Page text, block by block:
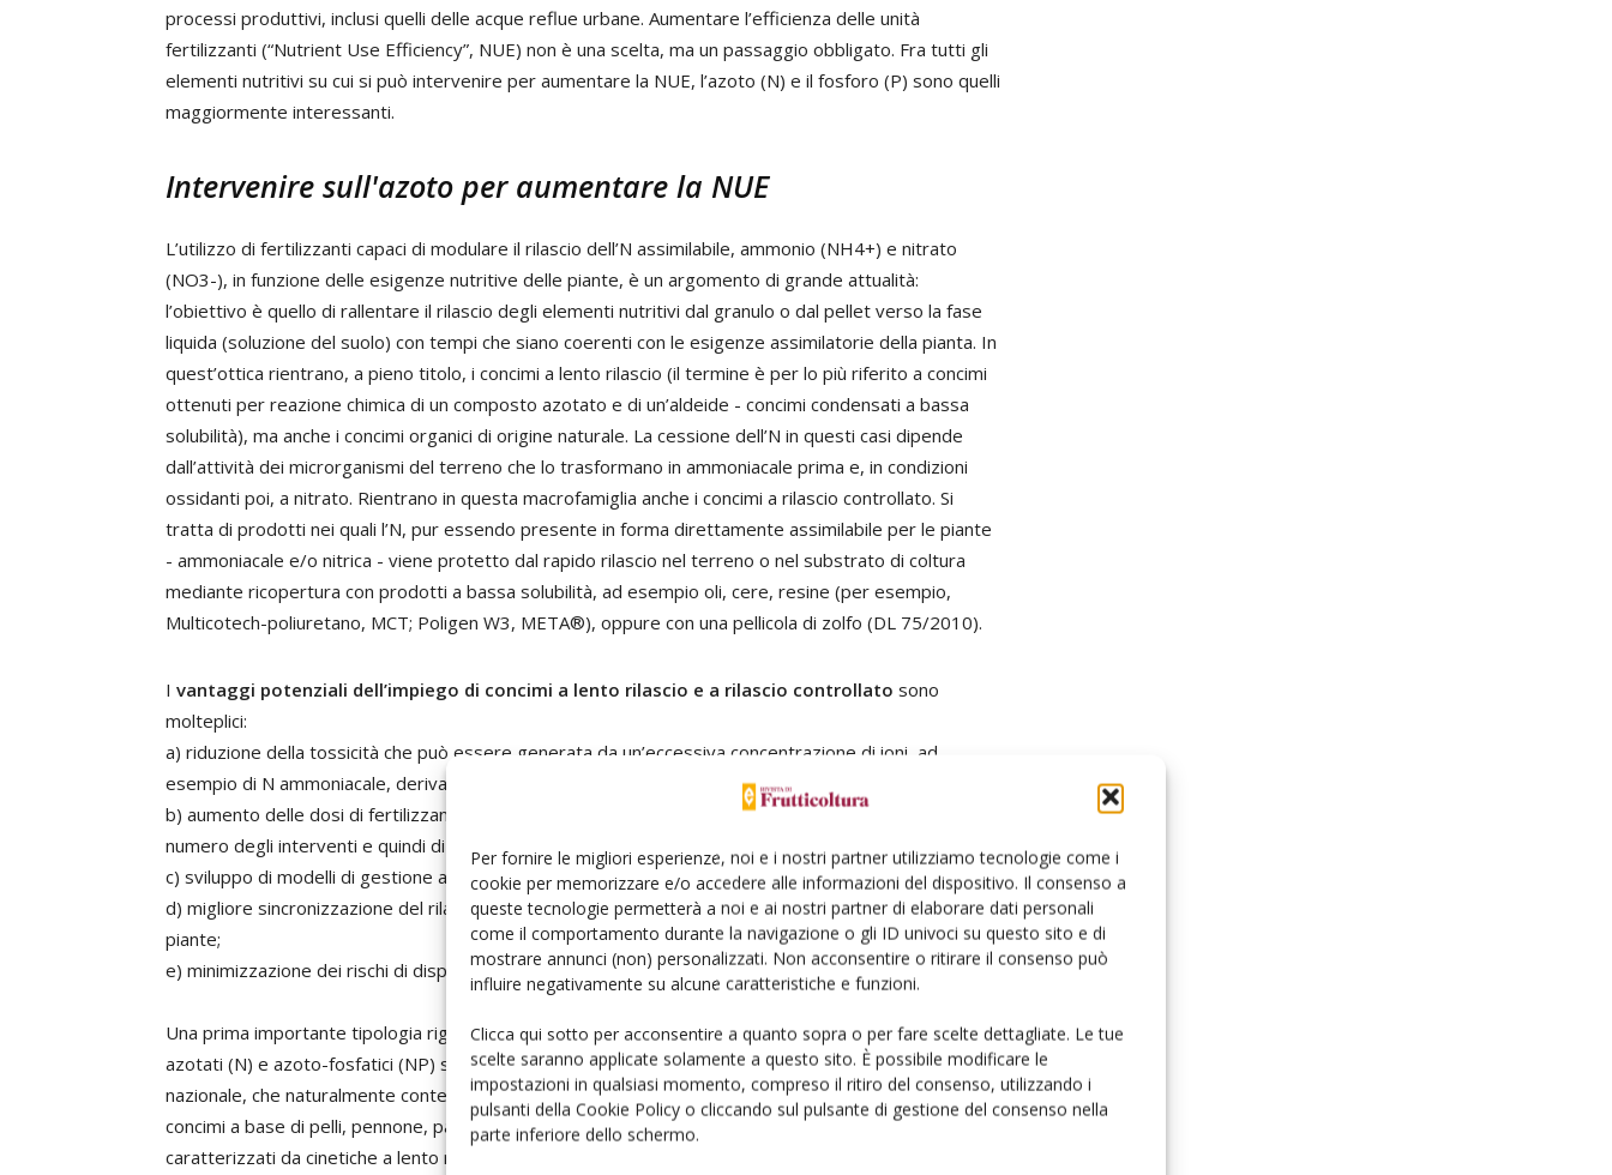
Per fornire le migliori esperienze, noi e i nostri partner utilizziamo tecnologie come i
cookie per memorizzare e/o accedere alle informazioni del dispositivo. Il consenso a
queste tecnologie permetterà a noi e ai nostri partner di elaborare dati personali
come il comportamento durante la navigazione o gli ID univoci su questo sito e di
mostrare annunci (non) personalizzati. Non acconsentire o ritirare il consenso può
influire negativamente su alcune caratteristiche e funzioni.
Clicca qui sotto per acconsentire a quanto sopra o per fare scelte dettagliate. Le tue
scelte saranno applicate solamente a questo sito. È possibile modificare le
impostazioni in qualsiasi momento, compreso il ritiro del consenso, utilizzando i
pulsanti della Cookie Policy o cliccando sul pulsante di gestione del consenso nella
parte inferiore dello schermo.
processi produttivi, inclusi quelli delle acque reflue urbane. Aumentare l’efficienza delle unità
fertilizzanti (“Nutrient Use Efficiency”, NUE) non è una scelta, ma un passaggio obbligato. Fra tutti gli
elementi nutritivi su cui si può intervenire per aumentare la NUE, l’azoto (N) e il fosforo (P) sono quelli
maggiormente interessanti.
Intervenire sull'azoto per aumentare la NUE
L’utilizzo di fertilizzanti capaci di modulare il rilascio dell’N assimilabile, ammonio (NH4+) e nitrato
(NO3-), in funzione delle esigenze nutritive delle piante, è un argomento di grande attualità:
l’obiettivo è quello di rallentare il rilascio degli elementi nutritivi dal granulo o dal pellet verso la fase
liquida (soluzione del suolo) con tempi che siano coerenti con le esigenze assimilatorie della pianta. In
quest’ottica rientrano, a pieno titolo, i concimi a lento rilascio (il termine è per lo più riferito a concimi
ottenuti per reazione chimica di un composto azotato e di un’aldeide - concimi condensati a bassa
solubilità), ma anche i concimi organici di origine naturale. La cessione dell’N in questi casi dipende
dall’attività dei microrganismi del terreno che lo trasformano in ammoniacale prima e, in condizioni
ossidanti poi, a nitrato. Rientrano in questa macrofamiglia anche i concimi a rilascio controllato. Si
tratta di prodotti nei quali l’N, pur essendo presente in forma direttamente assimilabile per le piante
- ammoniacale e/o nitrica - viene protetto dal rapido rilascio nel terreno o nel substrato di coltura
mediante ricopertura con prodotti a bassa solubilità, ad esempio oli, cere, resine (per esempio,
Multicotech-poliuretano, MCT; Poligen W3, META®), oppure con una pellicola di zolfo (DL 75/2010).
I vantaggi potenziali dell’impiego di concimi a lento rilascio e a rilascio controllato sono
molteplici:
a) riduzione della tossicità che può essere generata da un’eccessiva concentrazione di ioni, ad
esempio di N ammoniacale, derivanti dalla rapida solubilizzazione di concimi minerali tradizionali;
b) aumento delle dosi di fertilizzante distribuite per singolo intervento che permette così di ridurre il
numero degli interventi e quindi di risparmiare in mano d’opera e in energia;
c) sviluppo di modelli di gestione avanzati, tipo “no-tillage”, e di concimazioni localizzate;
d) migliore sincronizzazione del rilascio degli elementi assimilabili con le esigenze nutritive delle
piante;
e) minimizzazione dei rischi di dispersione dell’N per lisciviazione o di volatilizzazione dell’ammoniaca.
Una prima importante tipologia riguarda i concimi organici (naturali e di sintesi). I concimi organici
azotati (N) e azoto-fosfatici (NP) solidi, per la maggior parte, sono prodotti storici nel panorama
nazionale, che naturalmente contengono N organico più o meno a lento rilascio. Letami maturi,
concimi a base di pelli, pennone, panelli, farine di carne e cornunghia, per citare i maggiori, sono
caratterizzati da cinetiche a lento rilascio dell’N. La velocità con cui i diversi prodotti rilasciano l’N